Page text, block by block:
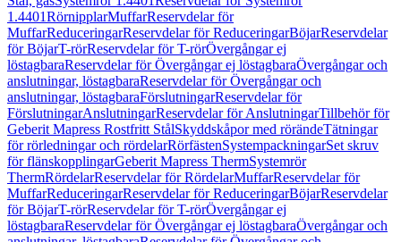
1.4401RörnipplarMuffarReservdelar för
MuffarReduceringarReservdelar för ReduceringarBöjarReservdelar
för BöjarT-rörReservdelar för T-rörÖvergångar ej
löstagbaraReservdelar för Övergångar ej löstagbaraÖvergångar och
anslutningar, löstagbaraReservdelar för Övergångar och
anslutningar, löstagbaraFörslutningarReservdelar för
FörslutningarAnslutningarReservdelar för AnslutningarTillbehör för
Geberit Mapress Rostfritt StålSkyddskåpor med rörändeTätningar
för rörledningar och rördelarRörfästenSystempackningarSet skruv
för flänskopplingarGeberit Mapress ThermSystemrör
ThermRördelarReservdelar för RördelarMuffarReservdelar för
MuffarReduceringarReservdelar för ReduceringarBöjarReservdelar
för BöjarT-rörReservdelar för T-rörÖvergångar ej
löstagbaraReservdelar för Övergångar ej löstagbaraÖvergångar och